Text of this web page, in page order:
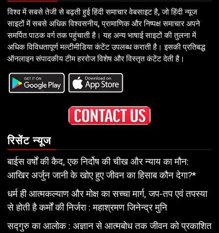
विश्व में सबसे तेजी से बढ़ती हुई हिंदी समाचार वेबसाइट है, जो हिंदी न्यूज
साइटों में सबसे अधिक विश्वसनीय, प्रामाणिक और निष्पक्ष समाचार अपने
समर्पित पाठक वर्ग तक पहुंचाती है। यह अन्य भाषाई साइटों की तुलना में
अधिक विविधतापूर्ण मल्टीमीडिया कंटेंट उपलब्ध कराती है। इसकी प्रतिबद्ध
ऑनलाइन संपादकीय टीम हररोज विशेष और विस्तृत कंटेंट देती है।
रिसेंट न्यूज
बाईस वर्षों की कैद, एक निर्दोष की चीख और न्याय का मौन:
आखिर अर्जुन जानी के खोए हुए जीवन का हिसाब कौन देगा?*
धर्म ही आत्मकल्याण और मोक्ष का सच्चा मार्ग, जप-तप एवं तपस्या
से होती है कर्मों की निर्जरा : महाश्रमण जिनेन्द्र मुनि
सद्गुरु का आलोक : अज्ञान से आत्मबोध तक जीवन को प्रकाशित